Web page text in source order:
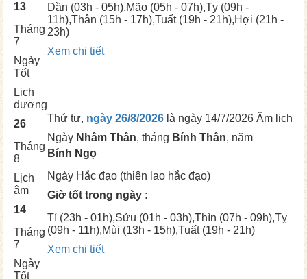
13
Tháng
7
Ngày
Tốt
Dần (03h - 05h),Mão (05h - 07h),Tỵ (09h -
11h),Thân (15h - 17h),Tuất(19h - 21h),Hợi (21h -
23h)
Xem chi tiết
Lịch
dương
26
Tháng
8
Lịch
âm
14
Tháng
7
Ngày
Tốt
Thứ tư, ngày 26/8/2026 là ngày 14/7/2026 Âm lịch
Ngày Nhâm Thân, tháng Bính Thân, năm
Bính Ngọ
Ngày Hắc đạo (thiên lao hắc đạo)
Giờ tốt trong ngày :
Tí (23h - 01h),Sửu (01h - 03h),Thìn (07h - 09h),Tỵ
(09h - 11h),Mùi (13h - 15h),Tuất(19h - 21h)
Xem chi tiết